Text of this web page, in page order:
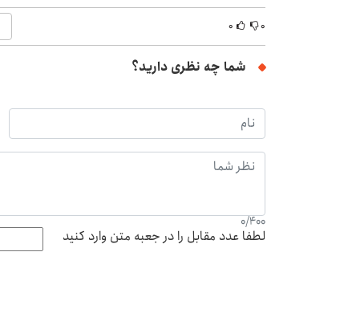
۰ ۰
شما چه نظری دارید؟
0/400
لطفا عدد مقابل را در جعبه متن وارد کنید